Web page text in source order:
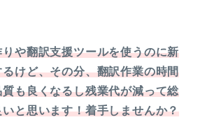
や翻訳支援ツールを使うのに新
けど、その分、翻訳作業の時間
も良くなるし残業代が減って総
と思います！着手しませんか？